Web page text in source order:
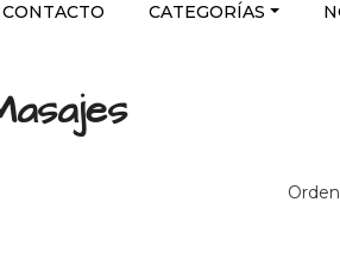
CONTACTO CATEGORÍAS